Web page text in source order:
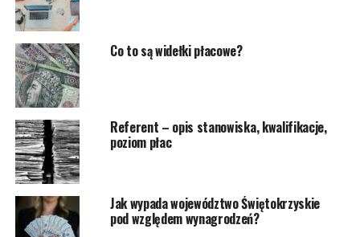
Co to są widełki płacowe?
Referent – opis stanowiska, kwalifikacje,
poziom płac
Jak wypada województwo Świętokrzyskie
pod względem wynagrodzeń?